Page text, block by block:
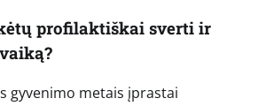
profilaktiškai sverti ir
gyvenimo metais įprastai